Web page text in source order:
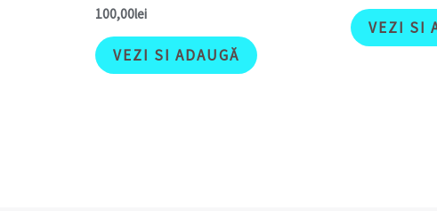
100,00lei
VEZI SI ADAUGĂ
VEZI SI